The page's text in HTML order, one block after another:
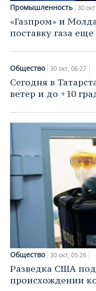
Промышленность 30
«Газпром» и
поставку газа
Общество 30 окт, 06:27
Сегодня в
ветер и до +10
Общество 30 окт, 05:26
Разведка США
происхождении